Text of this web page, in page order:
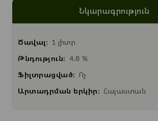
Նկարագրություն
Ծավալ: 1 լիտր
Թնդություն: 4.8 %
Ֆիլտրացված: Ոչ
Արտադրման երկիր: Հայաստան